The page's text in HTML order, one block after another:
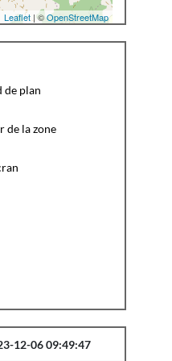
Leaflet| ©OpenStreetMap
de plan
de la zone
12-06 09:49:47